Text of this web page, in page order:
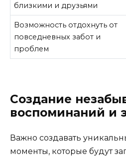
близкими и друзьями
Возможность отдохнуть от
повседневных забот и
проблем
Создание
воспоминаний и
Важно создавать
моменты, которые будут